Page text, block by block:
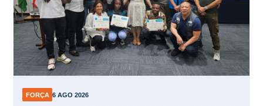
FORÇA 6 AGO 2026